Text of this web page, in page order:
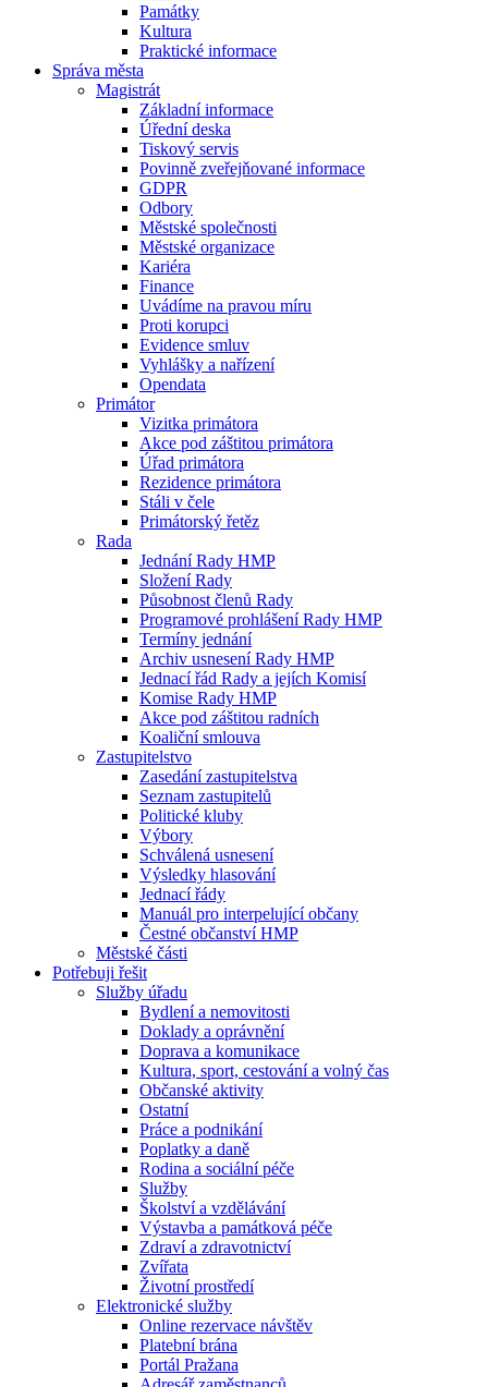
Památky
Kultura
Praktické informace
Správa města
Magistrát
Základní informace
Úřední deska
Tiskový servis
Povinně zveřejňované informace
GDPR
Odbory
Městské společnosti
Městské organizace
Kariéra
Finance
Uvádíme na pravou míru
Proti korupci
Evidence smluv
Vyhlášky a nařízení
Opendata
Primátor
Vizitka primátora
Akce pod záštitou primátora
Úřad primátora
Rezidence primátora
Stáli v čele
Primátorský řetěz
Rada
Jednání Rady HMP
Složení Rady
Působnost členů Rady
Programové prohlášení Rady HMP
Termíny jednání
Archiv usnesení Rady HMP
Jednací řád Rady a jejích Komisí
Komise Rady HMP
Akce pod záštitou radních
Koaliční smlouva
Zastupitelstvo
Zasedání zastupitelstva
Seznam zastupitelů
Politické kluby
Výbory
Schválená usnesení
Výsledky hlasování
Jednací řády
Manuál pro interpelující občany
Čestné občanství HMP
Městské části
Potřebuji řešit
Služby úřadu
Bydlení a nemovitosti
Doklady a oprávnění
Doprava a komunikace
Kultura, sport, cestování a volný čas
Občanské aktivity
Ostatní
Práce a podnikání
Poplatky a daně
Rodina a sociální péče
Služby
Školství a vzdělávání
Výstavba a památková péče
Zdraví a zdravotnictví
Zvířata
Životní prostředí
Elektronické služby
Online rezervace návštěv
Platební brána
Portál Pražana